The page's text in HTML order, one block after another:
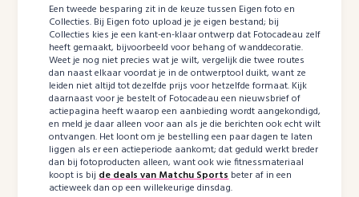
Een tweede besparing zit in de keuze tussen Eigen foto en
Collecties. Bij Eigen foto upload je je eigen bestand; bij
Collecties kies je een kant-en-klaar ontwerp dat Fotocadeau zelf
heeft gemaakt, bijvoorbeeld voor behang of wanddecoratie.
Weet je nog niet precies wat je wilt, vergelijk die twee routes
dan naast elkaar voordat je in de ontwerptool duikt, want ze
leiden niet altijd tot dezelfde prijs voor hetzelfde formaat. Kijk
daarnaast voor je bestelt of Fotocadeau een nieuwsbrief of
actiepagina heeft waarop een aanbieding wordt aangekondigd,
en meld je daar alleen voor aan als je die berichten ook echt wilt
ontvangen. Het loont om je bestelling een paar dagen te laten
liggen als er een actieperiode aankomt; dat geduld werkt breder
dan bij fotoproducten alleen, want ook wie fitnessmateriaal
koopt is bijde deals van Matchu Sportsbeter af in een
actieweek dan op een willekeurige dinsdag.